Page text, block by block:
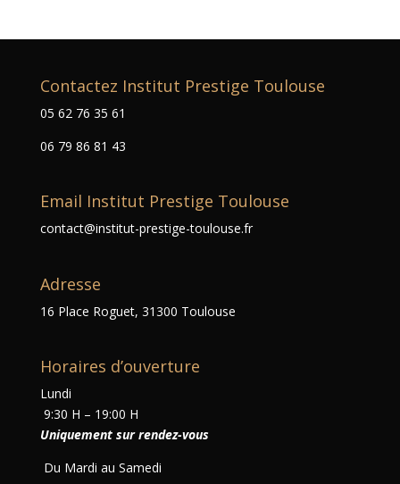
Contactez Institut Prestige Toulouse
05 62 76 35 61
06 79 86 81 43
Email Institut Prestige Toulouse
contact@institut-prestige-toulouse.fr
Adresse
16 Place Roguet, 31300 Toulouse
Horaires d’ouverture
Lundi
9:30 H – 19:00 H
Uniquement sur rendez-vous
Du Mardi au Samedi